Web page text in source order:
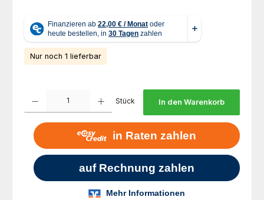
Nur noch 1 lieferbar
Stück In den Warenkorb